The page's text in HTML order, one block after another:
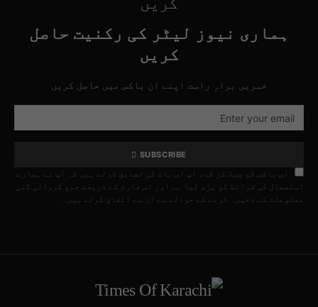
ہماری نیوز لیٹر کی رکنیت حاصل
کریں
خبریں براہِ راست اپنے ان باکس میں حاصل کریں
SUBSCRIBE
اس باکس کو چیک کر کے، آپ اس بات کی تصدیق کرتے ہیں کہ آپ نے ہمارے
استعمال کی شرائط کو پڑھ لیا ہے اور اس فارم کے ذریعے جمع کروائی گئی
معلومات کے ذخیرہ کرنے کے حوالے سے ان سے اتفاق کرتے ہیں۔